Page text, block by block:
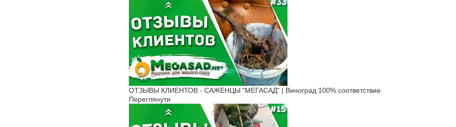
ОТЗЫВЫ КЛИЕНТОВ - САЖЕНЦЫ "МЕГАСАД" | Виноград 100% соответствие
Переглянути